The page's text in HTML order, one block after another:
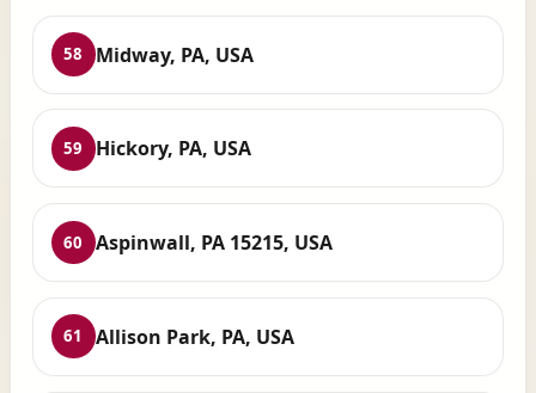
58 Midway, PA, USA
59 Hickory, PA, USA
60 Aspinwall, PA 15215, USA
61 Allison Park, PA, USA